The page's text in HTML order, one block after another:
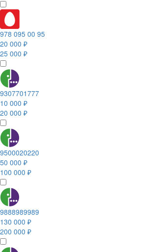
978 095 00 95
20 000 ₽
25 000 ₽
9307701777
10 000 ₽
20 000 ₽
9500020220
50 000 ₽
100 000 ₽
9888989989
130 000 ₽
200 000 ₽